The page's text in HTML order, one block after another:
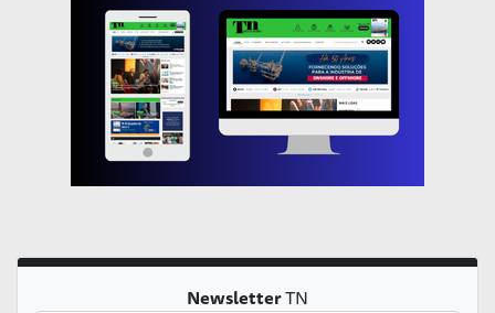
NewsletterTN